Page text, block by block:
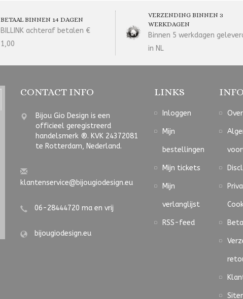
BETAAL BINNEN 14 DAGEN
BILLINK achteraf betalen €
1,00
VERZENDING BINNEN 3
WERKDAGEN
Binnen 5 werkdagen
in NL
CONTACT INFO
Bijou Gio Design is een
officieel geregistreerd
handelsmerk ®. KVK 24372081
te Rotterdam, Nederland.
klantenservice@bijougiodesign.eu
06-28444720 ma en vrij
bijougiodesign.eu
LINKS
Inloggen
Mijn
bestellingen
Mijn tickets
Mijn
verlanglijst
RSS-feed